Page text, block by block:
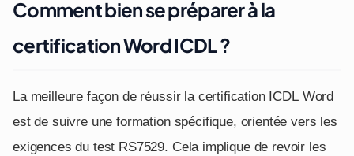
Comment bien se préparer à la
certification Word ICDL ?
La meilleure façon de réussir la certification ICDL Word
est de suivre une formation spécifique, orientée vers les
exigences du test RS7529. Cela implique de revoir les